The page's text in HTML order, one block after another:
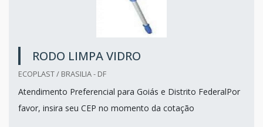
RODO LIMPA VIDRO
ECOPLAST / BRASILIA - DF
Atendimento Preferencial para Goiás e Distrito FederalPor
favor, insira seu CEP no momento da cotação